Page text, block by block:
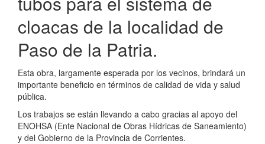
cloacas de la localidad de
Paso de la Patria.
Esta obra, largamente esperada por los vecinos, brindará un
importante beneficio en términos de calidad de vida y salud
pública.
Los trabajos se están llevando a cabo gracias al apoyo del
ENOHSA (Ente Nacional de Obras Hídricas de Saneamiento)
y del Gobierno de la Provincia de Corrientes.